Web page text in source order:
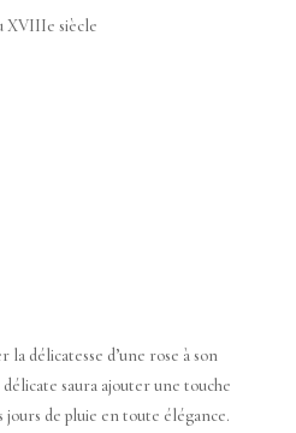
XVIIIe siècle
la délicatesse d’une rose à son
saura ajouter une touche
de pluie en toute élégance.